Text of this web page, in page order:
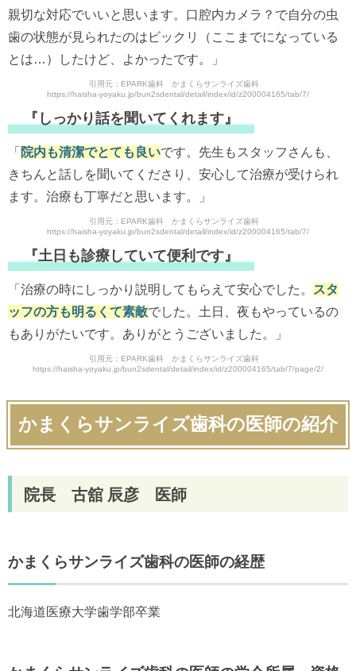
親切な対応でいいと思います。口腔内カメラ？で自分の虫
歯の状態が見られたのはビックリ（ここまでになっている
とは…）したけど、よかったです。」
引用元：EPARK歯科 かまくらサンライズ歯科
https://haisha-yoyaku.jp/bun2sdental/detail/index/id/z200004165/tab/7/
『しっかり話を聞いてくれます』
「 院内も清潔でとても良いです。先生もスタッフさんも、
きちんと話しを聞いてくださり、安心して治療が受けられ
ます。治療も丁寧だと思います。」
引用元：EPARK歯科 かまくらサンライズ歯科
https://haisha-yoyaku.jp/bun2sdental/detail/index/id/z200004165/tab/7/
『土日も診療していて便利です』
「治療の時にしっかり説明してもらえて安心でした。
スタ
ッフの方も明るくて素敵でした。土日、夜もやっているの
もありがたいです。ありがとうございました。」
引用元：EPARK歯科 かまくらサンライズ歯科
https://haisha-yoyaku.jp/bun2sdental/detail/index/id/z200004165/tab/7/page/2/
かまくらサンライズ歯科の医師の紹介
院長 古舘 辰彦 医師
かまくらサンライズ歯科の医師の経歴
北海道医療大学歯学部卒業